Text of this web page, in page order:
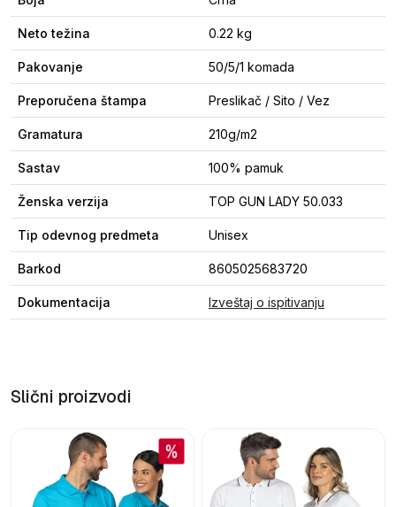
Neto težina 0.22 kg
Pakovanje 50/5/1 komada
Preporučena štampa Preslikač / Sito / Vez
Gramatura 210g/m2
Sastav 100% pamuk
Ženska verzija TOP GUN LADY 50.033
Tip odevnog predmeta Unisex
Barkod 8605025683720
Dokumentacija Izveštaj o ispitivanju
Slični proizvodi